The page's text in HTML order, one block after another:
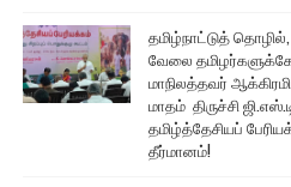
தமிழ்நாட்டுத்
வேலை
மாநிலத்தவர்
மாதம் திருச்சி
தமிழ்த்தேசியப்
தீர்மானம்!